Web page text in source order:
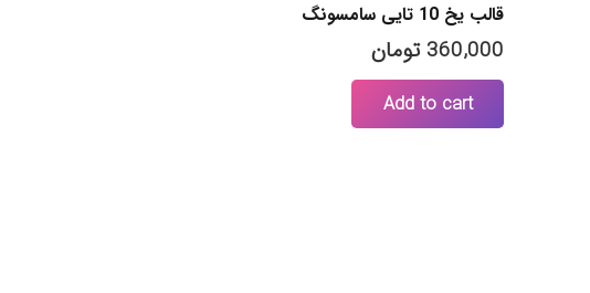
قالب یخ 10 تایی سامسونگ
360,000 تومان
Add to cart